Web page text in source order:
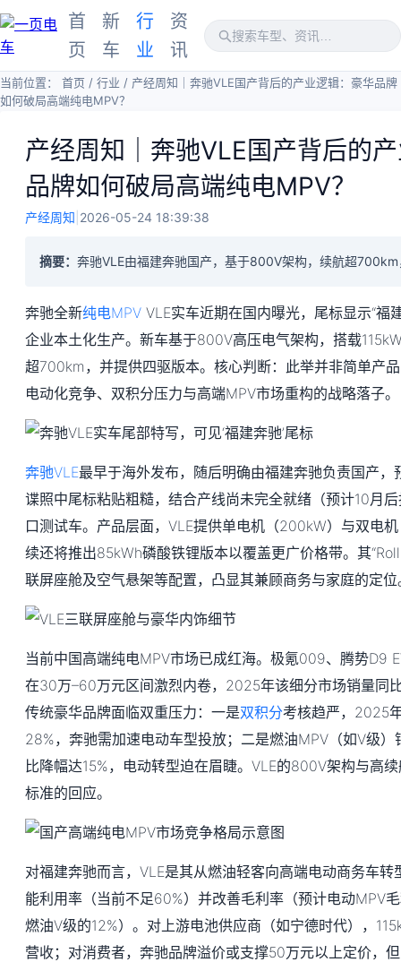
首
页
新
车
行
业
资
讯
当前位置： 首页 / 行业 / 产经周知｜奔驰VLE国产背后的产业逻辑：豪华品牌
如何破局高端纯电MPV？
产经周知｜奔驰VLE国产背后的
品牌如何破局高端纯电MPV？
产经周知 2026-05-24 18:39:38
摘要： 奔驰VLE由福建奔驰国产，基于800V架构，续航超
奔驰全新纯电MPV VLE实车近期在国内曝光，尾标显示“福
企业本土化生产。新车基于800V高压电气架构，搭载
超700km，并提供四驱版本。核心判断：此举并非简单产
电动化竞争、双积分压力与高端MPV市场重构的战略落子。
奔驰VLE最早于海外发布，随后明确由福建奔驰负责国产
谍照中尾标粘贴粗糙，结合产线尚未完全就绪（预计10月
口测试车。产品层面，VLE提供单电机（200kW）与双电
续还将推出85kWh磷酸铁锂版本以覆盖更广价格带。其
联屏座舱及空气悬架等配置，凸显其兼顾商务与家庭的定位
当前中国高端纯电MPV市场已成红海。极氪009、腾势D9
在30万–60万元区间激烈内卷，2025年该细分市场销量同
传统豪华品牌面临双重压力：一是双积分考核趋严，2025
28%，奔驰需加速电动车型投放；二是燃油MPV（如V级
比降幅达15%，电动转型迫在眉睫。VLE的800V架构与高
标准的回应。
对福建奔驰而言，VLE是其从燃油轻客向高端电动商务车
能利用率（当前不足60%）并改善毛利率（预计电动MPV
燃油V级的12%）。对上游电池供应商（如宁德时代），
营收；对消费者，奔驰品牌溢价或支撑50万元以上定价，